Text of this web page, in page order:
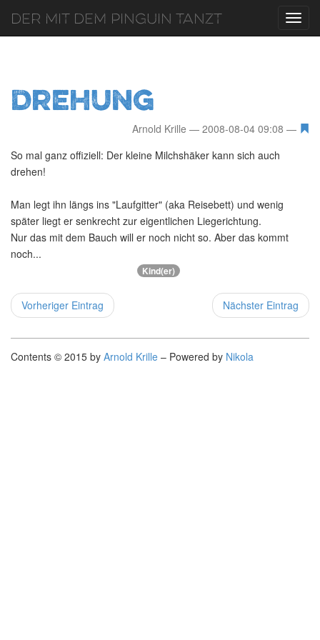
Der mit dem Pinguin tanzt
Drehung
Arnold Krille
2008-08-04 09:08
So mal ganz offiziell: Der kleine Milchshäker kann sich auch
drehen!
Man legt ihn längs ins "Laufgitter" (aka Reisebett) und wenig
später liegt er senkrecht zur eigentlichen Liegerichtung.
Nur das mit dem Bauch will er noch nicht so. Aber das kommt
noch...
Kind(er)
Vorheriger Eintrag Nächster Eintrag
Contents © 2015 by Arnold Krille – Powered by Nikola